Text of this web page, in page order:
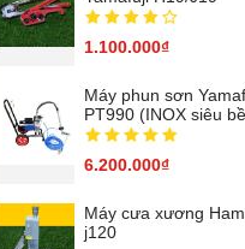
1.100.000₫
Máy phun sơn
PT990 (INOX siêu
6.200.000₫
Máy cưa xương
j120